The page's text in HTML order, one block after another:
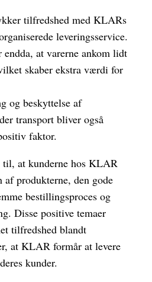
tilfredshed med KLARs
leveringsservice.
at varerne ankom lidt
skaber ekstra værdi for
og beskyttelse af
transport bliver også
faktor.
til, at kunderne hos KLAR
produkterne, den gode
bestillingsproces og
Disse positive temaer
tilfredshed blandt
at KLAR formår at levere
kunder.